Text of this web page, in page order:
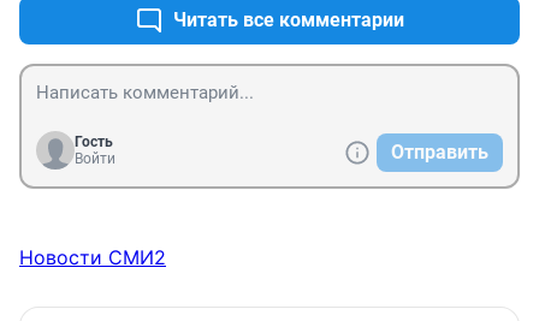
новая власт готова продать важнейшее предприятие
"нужным людям"...
Читать все комментарии
Гость
Войти
Отправить
Новости СМИ2